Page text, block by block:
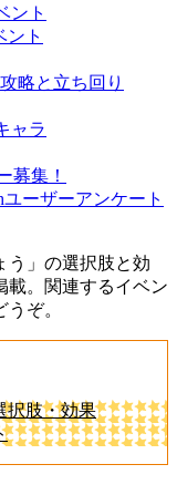
ント
ント
略と立ち回り
ャラ
募集！
ユーザーアンケート
う」の選択肢と効
載。関連するイベン
ぞ。
択肢・効果